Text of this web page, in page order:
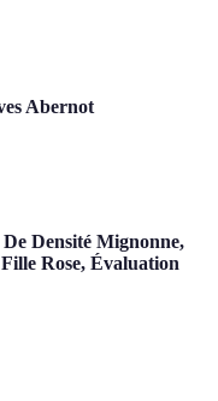
Abernot
Densité Mignonne,
Rose, Évaluation